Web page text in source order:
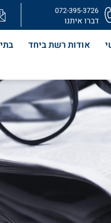
072-395-3726
דברו איתנו
אודות רשת ביחד